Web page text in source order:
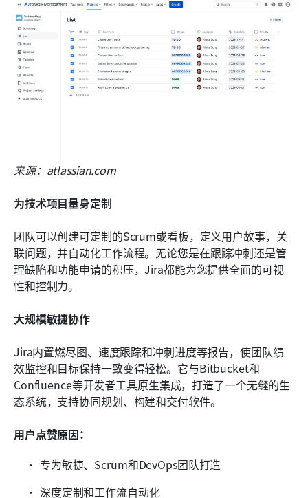
来源：atlassian.com
为技术项目量身定制
团队可以创建可定制的Scrum或看板，定义用户故事，关
联问题，并自动化工作流程。无论您是在跟踪冲刺还是管
理缺陷和功能申请的积压，Jira都能为您提供全面的可视
性和控制力。
大规模敏捷协作
Jira内置燃尽图、速度跟踪和冲刺进度等报告，使团队绩
效监控和目标保持一致变得轻松。它与Bitbucket和
Confluence等开发者工具原生集成，打造了一个无缝的生
态系统，支持协同规划、构建和交付软件。
用户点赞原因：
专为敏捷、Scrum和DevOps团队打造
深度定制和工作流自动化